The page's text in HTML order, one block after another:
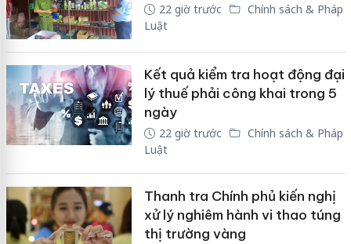
22 giờ trước
Chính sách & Pháp
Luật
Kết quả kiểm tra hoạt động đại
lý thuế phải công khai trong 5
ngày
22 giờ trước
Chính sách & Pháp
Luật
Thanh tra Chính phủ kiến nghị
xử lý nghiêm hành vi thao túng
thị trường vàng